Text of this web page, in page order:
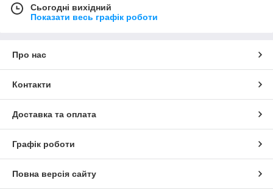
Сьогодні вихідний
Показати весь графік роботи
Про нас
Контакти
Доставка та оплата
Графік роботи
Повна версія сайту